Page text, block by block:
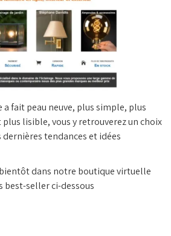
fait peau neuve, plus simple, plus
lisible, vous y retrouverez un choix
tendances et idées
dans notre boutique virtuelle
best-seller ci-dessous